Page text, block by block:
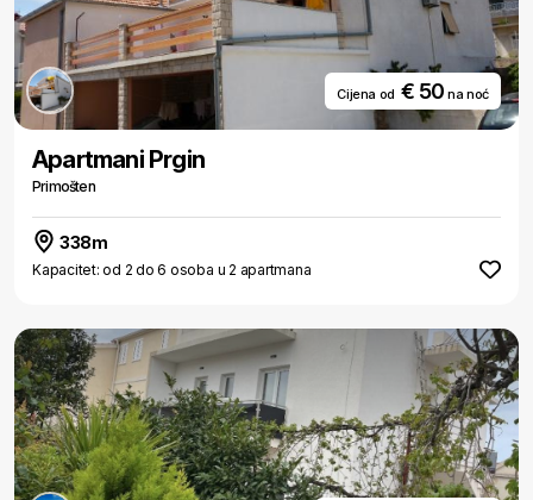
Cijena od € 50na noć
Apartmani Prgin
Primošten
338m
Kapacitet: od 2 do 6 osoba u 2 apartmana